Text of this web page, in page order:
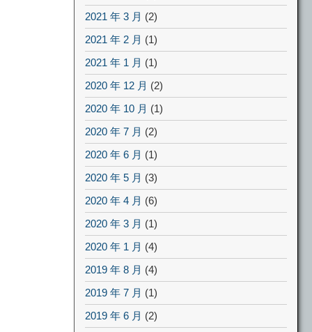
2021 年 3 月 (2)
2021 年 2 月 (1)
2021 年 1 月 (1)
2020 年 12 月 (2)
2020 年 10 月 (1)
2020 年 7 月 (2)
2020 年 6 月 (1)
2020 年 5 月 (3)
2020 年 4 月 (6)
2020 年 3 月 (1)
2020 年 1 月 (4)
2019 年 8 月 (4)
2019 年 7 月 (1)
2019 年 6 月 (2)